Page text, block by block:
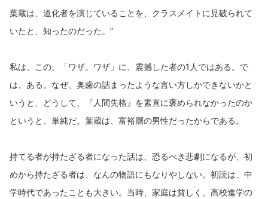
葉蔵は、道化者を演じていることを、クラスメイトに見破られて
いたと、知ったのだった。”
私は、この、「ワザ。ワザ」に、震撼した者の1人ではある。で
は、ある。なぜ、奥歯の詰まったような言い方しかできないかと
いうと、どうして、『人間失格』を素直に褒められなかったのか
というと、単純だ。葉蔵は、富裕層の男性だったからである。
持てる者が持たざる者になった話は、恐るべき悲劇になるが、初
めから持たざる者は、なんの物語にもなりやしない。初読は、中
学時代であったことも大きい。当時、家庭は貧しく、高校進学の